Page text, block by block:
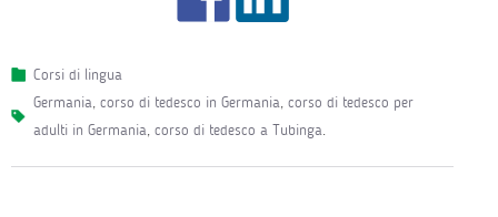
Corsi di lingua
germania, corso di tedesco in Germania, corso di tedesco per
adulti in Germania, corso di tedesco a Tubinga.